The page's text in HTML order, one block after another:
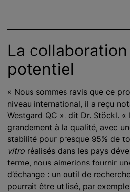
La
potentiel
« Nous sommes ravis que ce
niveau international, il a reçu
Westgard QC », dit Dr. Stöckl.
grandement à la qualité, avec
stabilité pour presque 95% de
vitro réalisés dans les pays
terme, nous aimerions fournir
d’échange : un outil de
pourrait être utilisé, par